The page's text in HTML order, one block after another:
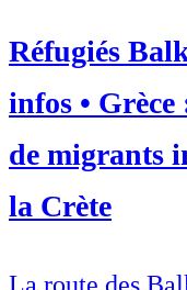
Réfugiés
infos •
de migrants
la Crète